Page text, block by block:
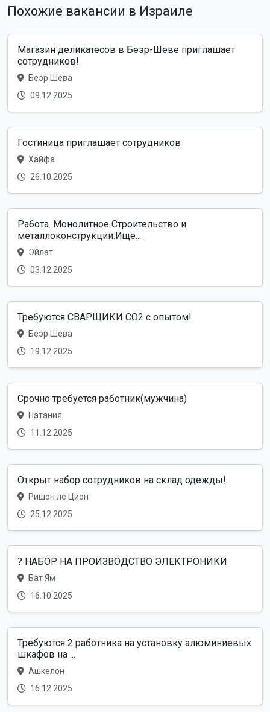
Похожие вакансии в Израиле
Магазин деликатесов в Беэр-Шеве приглашает
сотрудников!
Беэр Шева
09.12.2025
Гостиница приглашает сотрудников
Хайфа
26.10.2025
Работа. Монолитное Строительство и
металлоконструкции.Ище...
Эйлат
03.12.2025
Требуются СВАРЩИКИ CO2 с опытом!
Беэр Шева
19.12.2025
Срочно требуется работник(мужчина)
Натания
11.12.2025
Открыт набор сотрудников на склад одежды!
Ришон ле Цион
25.12.2025
? НАБОР НА ПРОИЗВОДСТВО ЭЛЕКТРОНИКИ
Бат Ям
16.10.2025
Требуются 2 работника на установку алюминиевых
шкафов на ...
Ашкелон
16.12.2025